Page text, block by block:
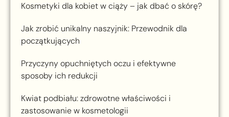
Kosmetyki dla kobiet w ciąży – jak dbać o skórę?
Jak zrobić unikalny naszyjnik: Przewodnik dla
początkujących
Przyczyny opuchniętych oczu i efektywne
sposoby ich redukcji
Kwiat podbiału: zdrowotne właściwości i
zastosowanie w kosmetologii